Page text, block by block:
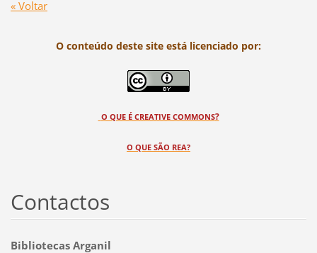
« Voltar
O conteúdo deste site está licenciado por:
O QUE É CREATIVE COMMONS?
O QUE SÃO REA?
Contactos
Bibliotecas Arganil